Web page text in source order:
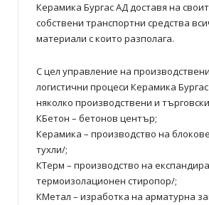
Керамика Бургас АД доставя на
собствени транспортни средства
материали с които разполага.
С цел управление на
логистични процеси Керамика
няколко производствени и
КБетон – бетонов център;
Керамика – производство на
тухли/;
КТерм – производство на
термоизолационен стиропор/;
КМетал – изработка на арматурна